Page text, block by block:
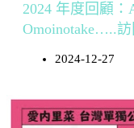
2024 年度回顧：
Omoinotake…..
2024-12-27